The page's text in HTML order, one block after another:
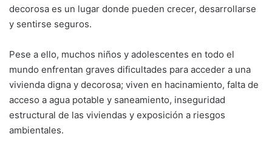
decorosa es un lugar donde pueden crecer, desarrollarse
y sentirse seguros.
Pese a ello, muchos niños y adolescentes en todo el
mundo enfrentan graves dificultades para acceder a una
vivienda digna y decorosa; viven en hacinamiento, falta de
acceso a agua potable y saneamiento, inseguridad
estructural de las viviendas y exposición a riesgos
ambientales.